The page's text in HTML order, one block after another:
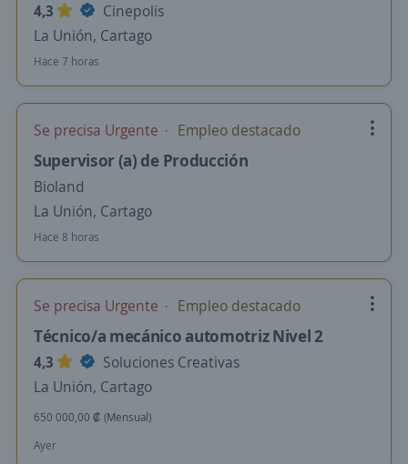
4,3
Cinepolis
La Unión, Cartago
Hace 7 horas
Se precisa Urgente Empleo destacado
Supervisor (a) de Producción
Bioland
La Unión, Cartago
Hace 8 horas
Se precisa Urgente Empleo destacado
Técnico/a mecánico automotriz Nivel 2
4,3
Soluciones Creativas
La Unión, Cartago
650 000,00 ₡ (Mensual)
Ayer